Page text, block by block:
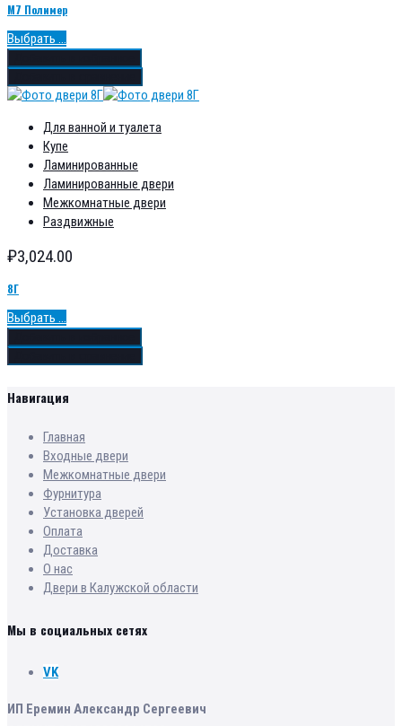
М7 Полимер
Выбрать ...
Для ванной и туалета
Купе
Ламинированные
Ламинированные двери
Межкомнатные двери
Раздвижные
₽3,024.00
8Г
Выбрать ...
Навигация
Главная
Входные двери
Межкомнатные двери
Фурнитура
Установка дверей
Оплата
Доставка
О нас
Двери в Калужской области
Мы в социальных сетях
VK
ИП Еремин Александр Сергеевич